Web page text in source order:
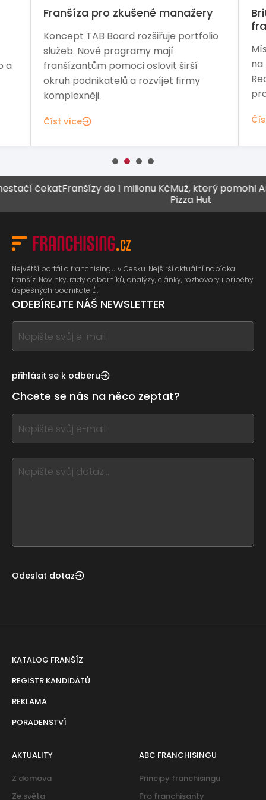
a
Franšíza pro zkušené manažery
Koncept TAB Board rozšiřuje portfolio
služeb. Nové programy mají
franšízantům pomoci oslovit širší
okruh podnikatelů a rozvíjet firmy
komplexněji.
Číst více
na
čekatFranšízy do 1 milionu KčMuž, který pomohl
Pizza Hut
Největší portál o franchisingu v Česku. Nejširší aktuální nabídka
franšíz. Novinky, rady odborníků, analýzy, články, rozhovory i příběhy
úspěšných podnikatelů.
ODEBÍREJTE NÁŠ NEWSLETTER
If
you
this,
this
form
field
blank
přihlásit se k odběru
Chcete se nás na něco zeptat?
If
you
this,
leave
Odeslat dotaz
KATALOG FRANŠÍZ
REGISTR KANDIDÁTŮ
REKLAMA
PORADENSTVÍ
AKTUALITY
Z domova
Ze světa
ABC FRANCHISINGU
Principy franchisingu
Pro franchisanty